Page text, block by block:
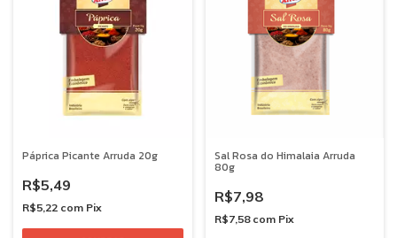
Páprica Picante Arruda 20g
R$5,49
R$5,22 com Pix
Sal Rosa do Himalaia Arruda
80g
R$7,98
R$7,58 com Pix